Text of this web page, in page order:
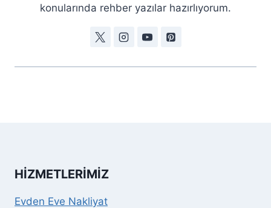
konularında rehber yazılar hazırlıyorum.
HIZMETLERIMIZ
Evden Eve Nakliyat